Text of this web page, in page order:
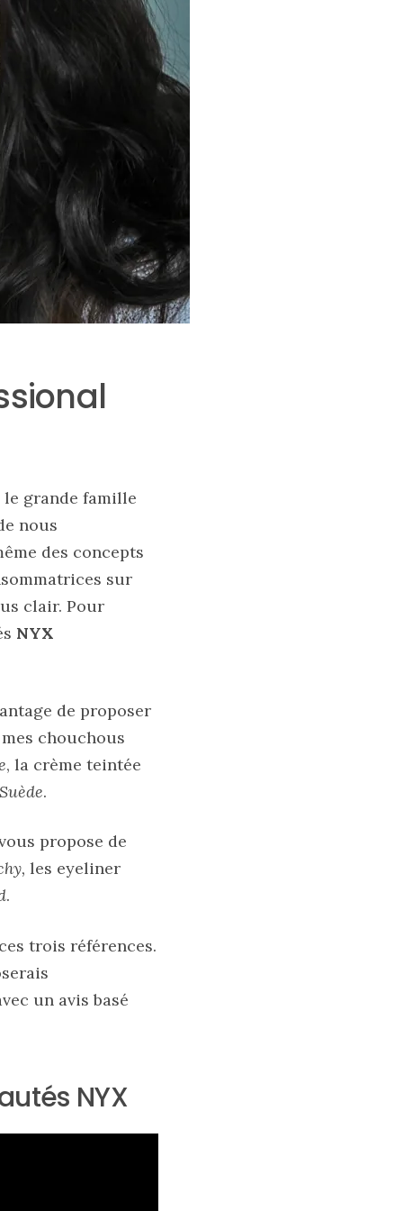
le grande famille
nous
des concepts
sur
clair. Pour
NYX
de proposer
chouchous
, la crème teintée
Suède.
propose de
les eyeliner
.
trois références.
un avis basé
NYX